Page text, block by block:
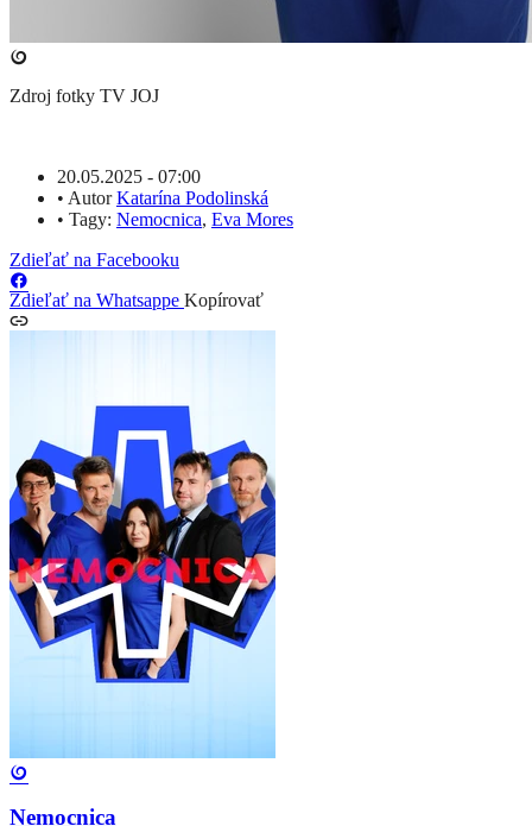
Zdroj fotky TV JOJ
20.05.2025 - 07:00
• AutorKatarína Podolinská
• Tagy: Nemocnica, Eva Mores
Zdieľať na Facebooku
Zdieľať na Whatsappe Kopírovať
Nemocnica